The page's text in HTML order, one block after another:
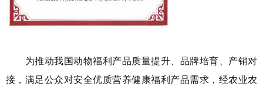
为推动我国动物福利产品质量提升、品牌培育、产销对
接，满足公众对安全优质营养健康福利产品需求，经农业农